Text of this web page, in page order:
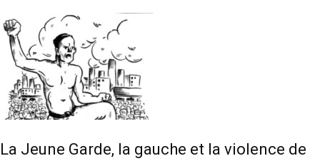
La Jeune Garde, la gauche et la violence de